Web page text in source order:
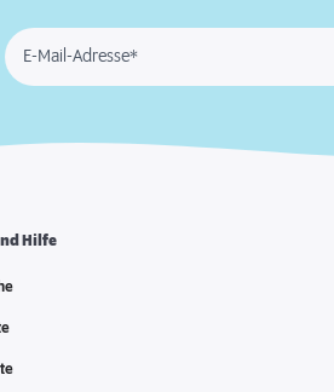
E-Mail-Adresse*
Hilfe